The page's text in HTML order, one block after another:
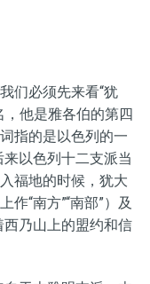
们必须先来看“犹
，他是雅各伯的第四
指的是以色列的一
以色列十二支派当
福地的时候，犹大
作“南方”“南部”）及
乃山上的盟约和信